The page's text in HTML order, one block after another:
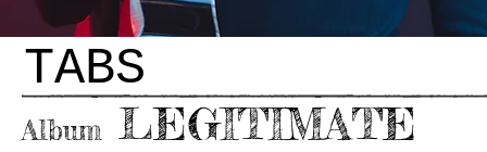
TABS
Album LEGITIMATE